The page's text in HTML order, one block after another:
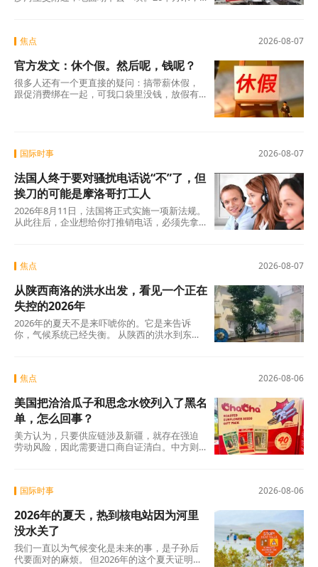
2026-08-07
焦点
官方发文：休个假。然后呢，钱呢？
很多人还有一个更直接的疑问：搞带薪休假，
跟促消费绑在一起，可我口袋里没钱，放假有
让他休五天假出去旅游，他宁可在家躺着。
2026-08-07
国际时事
法国人终于要对骚扰电话说“不”了，但
挨刀的可能是摩洛哥打工人
2026年8月11日，法国将正式实施一项新法规。
从此往后，企业想给你打推销电话，必须先拿
费者协会UFC-Que Choisir的调查更扎心：97%
的人说每天都会在手机上接到此类电话。可以
说，全法国几乎找不到一个没被骚扰电话烦过
的人。
2026-08-07
焦点
从陕西商洛的洪水出发，看见一个正在
失控的2026年
2026年的夏天不是来吓唬你的。它是来告诉
你，气候系统已经失衡。 从陕西的洪水到东北
2026-08-06
焦点
美国把洽洽瓜子和思念水饺列入了黑名
单，怎么回事？
美方认为，只要供应链涉及新疆，就存在强迫
劳动风险，因此需要进口商自证清白。中方则
2026-08-06
国际时事
2026年的夏天，热到核电站因为河里
没水关了
我们一直以为气候变化是未来的事，是子孙后
代要面对的麻烦。 但2026年的这个夏天证明：